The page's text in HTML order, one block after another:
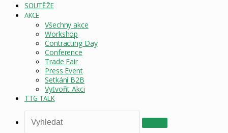
SOUTĚŽE
AKCE
Všechny akce
Workshop
Contracting Day
Conference
Trade Fair
Press Event
Setkání B2B
Vytvořit Akci
TTG TALK
Vyhledat